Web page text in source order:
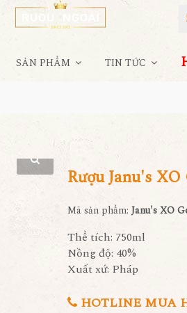
SẢN PHẨM TIN TỨC
Rượu Janu's
Mã sản phẩm: Janu's XO
Thể tích: 750ml
Nồng độ: 40%
Xuất xứ: Pháp
HOTLINE MUA